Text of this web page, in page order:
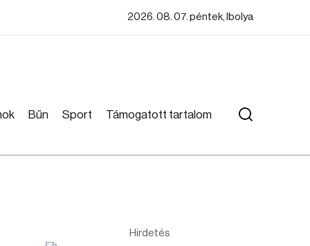
2026. 08. 07. péntek, Ibolya
Bűn Sport Támogatott tartalom
Hirdetés